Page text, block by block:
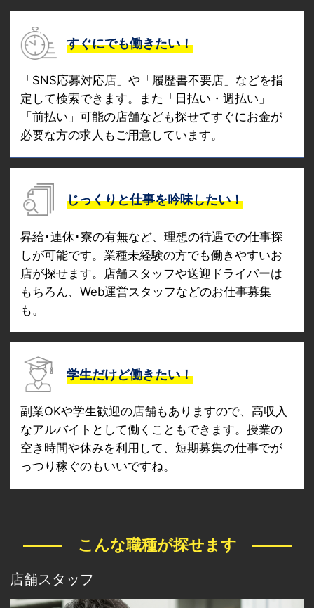
すぐにでも働きたい！
「SNS応募対応店」や「履歴書不要店」などを指
定して検索できます。また「日払い・週払い」
「前払い」可能の店舗なども探せてすぐにお金が
必要な方の求人もご用意しています。
じっくりと仕事を吟味したい！
昇給･連休･寮の有無など、理想の待遇での仕事探
しが可能です。業種未経験の方でも働きやすいお
店が探せます。店舗スタッフや送迎ドライバーは
もちろん、Web運営スタッフなどのお仕事募集
も。
学生だけど働きたい！
副業OKや学生歓迎の店舗もありますので、高収入
なアルバイトとして働くこともできます。授業の
空き時間や休みを利用して、短期募集の仕事でが
っつり稼ぐのもいいですね。
こんな職種が探せます
店舗スタッフ